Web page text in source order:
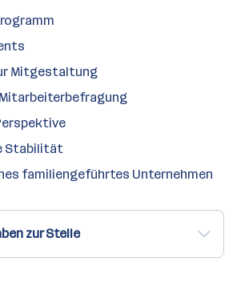
Mitgestaltung
Stabilität
familiengeführtes Unternehmen
zur Stelle